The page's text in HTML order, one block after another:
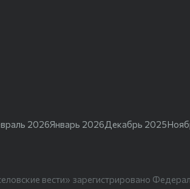
2026Январь 2026 Декабрь 2025
вести» зарегистрировано